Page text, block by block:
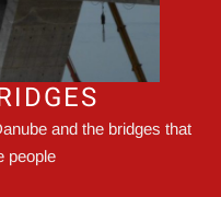
and the bridges that
people